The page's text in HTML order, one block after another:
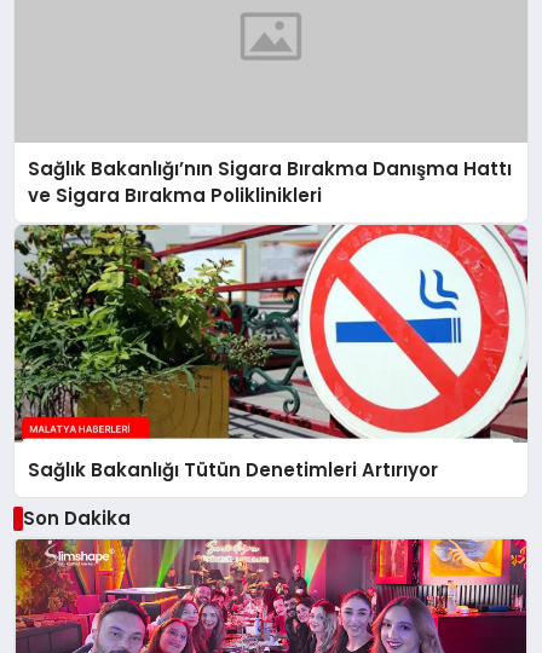
Sağlık Bakanlığı’nın Sigara Bırakma Danışma Hattı
ve Sigara Bırakma Poliklinikleri
Sağlık Bakanlığı Tütün Denetimleri Artırıyor
Son Dakika